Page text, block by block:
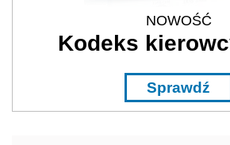
NOWOŚĆ
Kodeks
Sprawdź